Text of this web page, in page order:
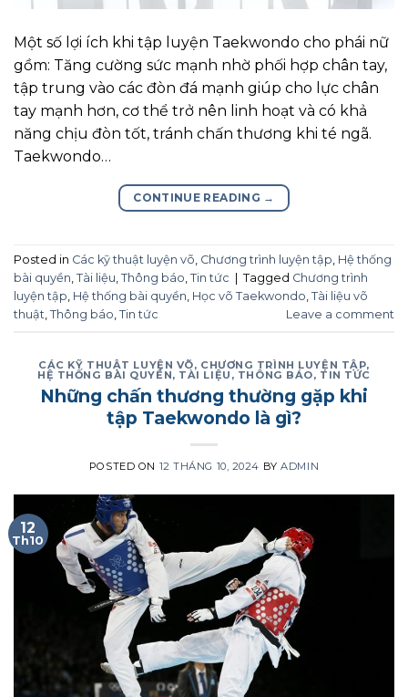
Một số lợi ích khi tập luyện Taekwondo cho phái nữ
gồm: Tăng cường sức mạnh nhờ phối hợp chân tay,
tập trung vào các đòn đá mạnh giúp cho lực chân
tay mạnh hơn, cơ thể trở nên linh hoạt và có khả
năng chịu đòn tốt, tránh chấn thương khi té ngã.
Taekwondo…
CONTINUE READING →
Posted in Các kỹ thuật luyện võ, Chương trình luyện tập, Hệ thống
bài quyền, Tài liệu, Thông báo, Tin tức Tagged Chương trình
luyện tập, Hệ thống bài quyền, Học võ Taekwondo, Tài liệu võ
thuật, Thông báo, Tin tức Leave a comment
CÁC KỸ THUẬT LUYỆN VÕ, CHƯƠNG TRÌNH LUYỆN TẬP,
HỆ THỐNG BÀI QUYỀN, TÀI LIỆU , THÔNG BÁO, TIN TỨC
Những chấn thương thường gặp khi
tập Taekwondo là gì?
POSTED ON 12 THÁNG 10, 2024 BYADMIN
12
Th10